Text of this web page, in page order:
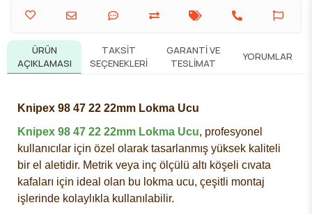
ÜRÜN
AÇIKLAMASI
TAKSIT
SEÇENEKLERI
GARANTI VE
TESLIMAT
YORUMLAR
Knipex 98 47 22 22mm Lokma Ucu
Knipex 98 47 22 22mm Lokma Ucu, profesyonel
kullanıcılar için özel olarak tasarlanmış yüksek kaliteli
bir el aletidir. Metrik veya inç ölçülü altı köşeli cıvata
kafaları için ideal olan bu lokma ucu, çeşitli montaj
işlerinde kolaylıkla kullanılabilir.